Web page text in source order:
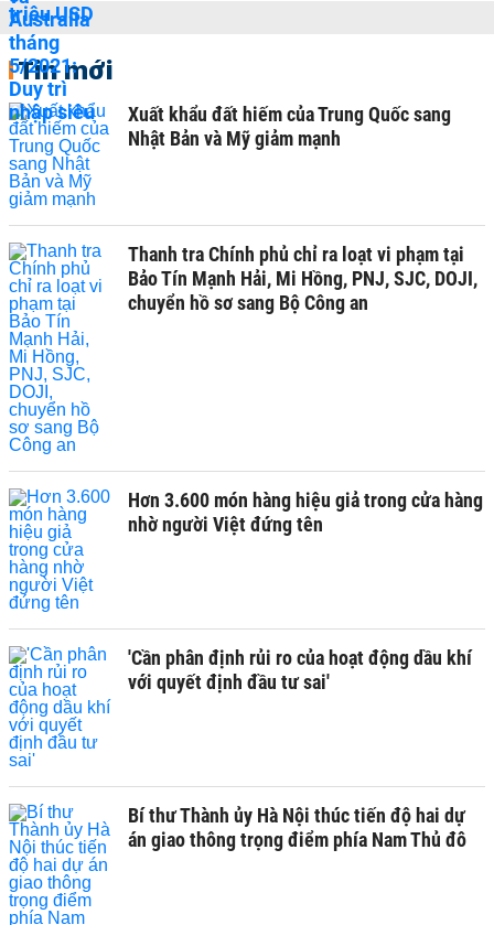
Tin mới
Xuất khẩu đất hiếm của Trung Quốc sang
Nhật Bản và Mỹ giảm mạnh
Thanh tra Chính phủ chỉ ra loạt vi phạm tại
Bảo Tín Mạnh Hải, Mi Hồng, PNJ, SJC, DOJI,
chuyển hồ sơ sang Bộ Công an
Hơn 3.600 món hàng hiệu giả trong cửa hàng
nhờ người Việt đứng tên
'Cần phân định rủi ro của hoạt động dầu khí
với quyết định đầu tư sai'
Bí thư Thành ủy Hà Nội thúc tiến độ hai dự
án giao thông trọng điểm phía Nam Thủ đô